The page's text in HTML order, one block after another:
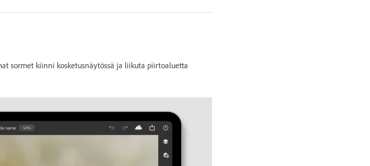
sormet kiinni kosketusnäytössä ja liikuta piirtoaluetta